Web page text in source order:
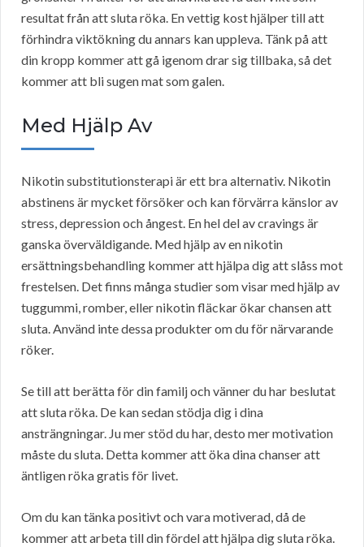
resultat från att sluta röka. En vettig kost hjälper till att
förhindra viktökning du annars kan uppleva. Tänk på att
din kropp kommer att gå igenom drar sig tillbaka, så det
kommer att bli sugen mat som galen.
Med Hjälp Av
Nikotin substitutionsterapi är ett bra alternativ. Nikotin
abstinens är mycket försöker och kan förvärra känslor av
stress, depression och ångest. En hel del av cravings är
ganska överväldigande. Med hjälp av en nikotin
ersättningsbehandling kommer att hjälpa dig att slåss mot
frestelsen. Det finns många studier som visar med hjälp av
tuggummi, romber, eller nikotin fläckar ökar chansen att
sluta. Använd inte dessa produkter om du för närvarande
röker.
Se till att berätta för din familj och vänner du har beslutat
att sluta röka. De kan sedan stödja dig i dina
ansträngningar. Ju mer stöd du har, desto mer motivation
måste du sluta. Detta kommer att öka dina chanser att
äntligen röka gratis för livet.
Om du kan tänka positivt och vara motiverad, då de
kommer att arbeta till din fördel att hjälpa dig sluta röka.